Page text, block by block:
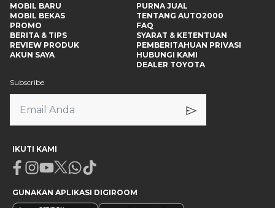
MOBIL BARU
MOBIL BEKAS
PROMO
BERITA & TIPS
REVIEW PRODUK
AKUN SAYA
PURNA JUAL
TENTANG AUTO2000
FAQ
SYARAT & KETENTUAN
PEMBERITAHUAN PRIVASI
HUBUNGI KAMI
DEALER TOYOTA
Subscribe
IKUTI KAMI
Facebook
Instagram
Youtube
X Whatsapp
Tiktok
GUNAKAN APLIKASI DIGIROOM